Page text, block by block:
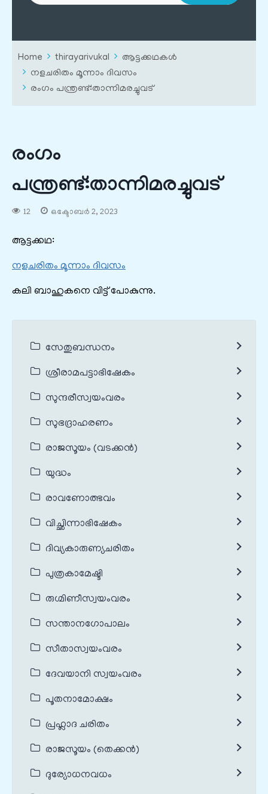
Home thirayarivukal
ആട്ടക്കഥകൾ
നളചരിതം മൂന്നാം ദിവസം
രംഗം പന്ത്രണ്ട്‌:താന്നിമരച്ചുവട്‌
രംഗം
പന്ത്രണ്ട്‌:താന്നിമരച്ചുവട്‌
12 ഒക്ടോബർ 2, 2023
ആട്ടക്കഥ:
നളചരിതം മൂന്നാം ദിവസം
കലി ബാഹുകനെ വിട്ട് പോകുന്നു.
സേതുബന്ധനം
ശ്രീരാമപട്ടാഭിഷേകം
സുന്ദരീസ്വയംവരം
സുഭദ്രാഹരണം
രാജസൂയം (വടക്കൻ)
യുദ്ധം
രാവണോത്ഭവം
വിച്ഛിന്നാഭിഷേകം
ദിവ്യകാരുണ്യചരിതം
പുത്രകാമേഷ്ടി
രുഗ്മിണീസ്വയംവരം
സന്താനഗോപാലം
സീതാസ്വയംവരം
ദേവയാനി സ്വയംവരം
പൂതനാമോക്ഷം
പ്രഹ്ലാദ ചരിതം
രാജസൂയം (തെക്കൻ)
ദുര്യോധനവധം